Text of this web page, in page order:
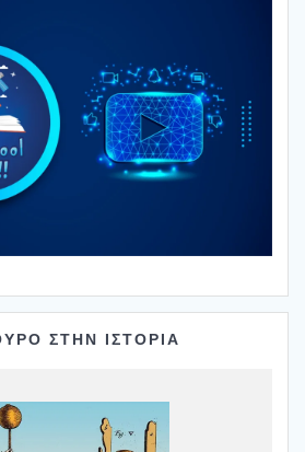
ΣΤΗΝ ΙΣΤΟΡΙΑ